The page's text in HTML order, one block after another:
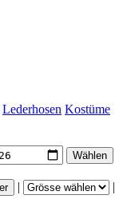
Lederhosen Kostüme
| |